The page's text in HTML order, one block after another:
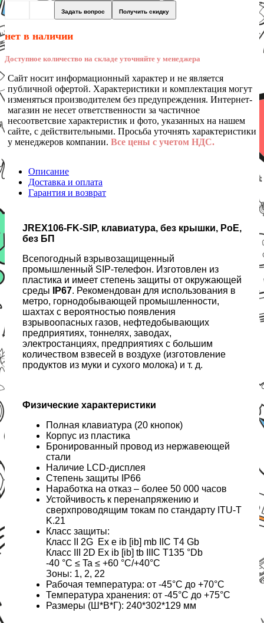
Задать вопрос Получить скидку
нет в наличии
Доступное количество на складе уточняйте у менеджера
Сайт носит информационный характер и не является
публичной офертой. Характеристики и комплектация могут
изменяться производителем без предупреждения. Интернет-
магазин не несет ответственности за частичное
несоответсвие характеристик и фото, указанных на нашем
сайте, с действительными. Просьба уточнять характеристики
у менеджеров компании. Все цены с учетом НДС.
Описание
Доставка и оплата
Гарантия и возврат
JREX106-FK-SIP, клавиатура, без крышки, PoE,
без БП
Всепогодный взрывозащищенный
промышленный SIP-телефон. Изготовлен из
пластика и имеет степень защиты от окружающей
среды IP67. Рекомендован для использования в
метро, горнодобывающей промышленности,
шахтах с вероятностью появления
взрывоопасных газов, нефтедобывающих
предприятиях, тоннелях, заводах,
электростанциях, предприятиях с большим
количеством взвесей в воздухе (изготовление
продуктов из муки и сухого молока) и т. д.
Физические характеристики
Полная клавиатура (20 кнопок)
Корпус из пластика
Бронированный провод из нержавеющей
стали
Наличие LCD-дисплея
Степень защиты IP66
Наработка на отказ – более 50 000 часов
Устойчивость к перенапряжению и
сверхпроводящим токам по стандарту ITU-T
K.21
Класс защиты:
Класс II 2G Ex e ib [ib] mb IIC T4 Gb
Класс III 2D Ex ib [ib] tb IIIC T135 °Db
-40 °C ≤ Ta ≤ +60 °C/+40°C
Зоны: 1, 2, 22
Рабочая температура: от -45°C до +70°C
Температура хранения: от -45°C до +75°C
Размеры (Ш*В*Г): 240*302*129 мм